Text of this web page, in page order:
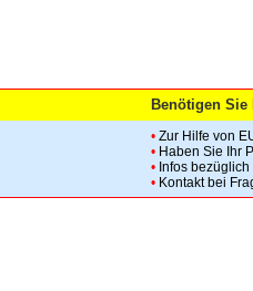
Benötigen Sie
• Zur Hilfe von
• Haben Sie Ihr
• Infos
• Kontakt bei